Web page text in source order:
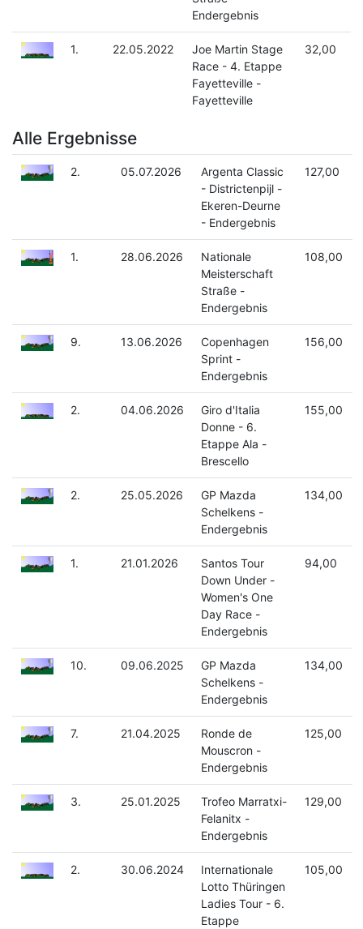
Endergebnis
1. 22.05.2022
Joe Martin Stage
Race - 4. Etappe
Fayetteville -
Fayetteville
32,00
Alle Ergebnisse
2. 05.07.2026
Argenta Classic
- Districtenpijl -
Ekeren-Deurne
- Endergebnis
127,00
1. 28.06.2026
Nationale
Meisterschaft
Straße -
Endergebnis
108,00
9. 13.06.2026
Copenhagen
Sprint -
Endergebnis
156,00
2. 04.06.2026
Giro d'Italia
Donne - 6.
Etappe Ala -
Brescello
155,00
2. 25.05.2026
GP Mazda
Schelkens -
Endergebnis
134,00
1. 21.01.2026
Santos Tour
Down Under -
Women's One
Day Race -
Endergebnis
94,00
10. 09.06.2025
GP Mazda
Schelkens -
Endergebnis
134,00
7. 21.04.2025
Ronde de
Mouscron -
Endergebnis
125,00
3. 25.01.2025
Trofeo Marratxi-
Felanitx -
Endergebnis
129,00
2. 30.06.2024
Internationale
Lotto Thüringen
Ladies Tour - 6.
Etappe
105,00